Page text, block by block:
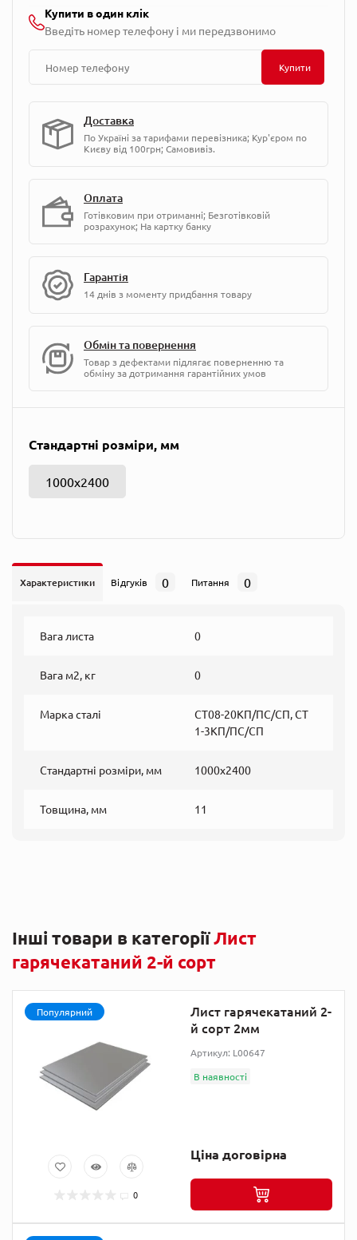
Купити в один клік
Введіть номер телефону і ми передзвонимо
Купити
Доставка
По Україні за тарифами перевізника; Кур'єром по
Києву від 100грн; Самовивіз.
Оплата
Готівковим при отриманні; Безготівковій
розрахунок; На картку банку
Гарантія
14 днів з моменту придбання товару
Обмін та повернення
Товар з дефектами підлягає поверненню та
обміну за дотримання гарантійних умов
Стандартні розміри, мм
1000х2400
Характеристики Відгуків 0 Питання 0
Вага листа 0
Вага м2, кг 0
Марка сталі
СТ08-20КП/ПС/СП, СТ
1-3КП/ПС/СП
Стандартні розміри, мм 1000х2400
Товщина, мм 11
Інші товари в категоріїЛист
гарячекатаний 2-й сорт
Популярний
0
Лист гарячекатаний 2-
й сорт 2мм
Артикул: L00647
В наявності
Ціна договірна